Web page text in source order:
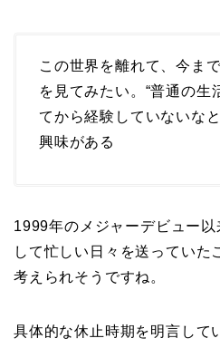
この世界を離れて、今ま
を見てみたい。“普通の生
てから経験していないな
興味がある
1999年のメジャーデビュー
して忙しい日々を送っていた
考えられそうですね。
具体的な休止時期を明言して